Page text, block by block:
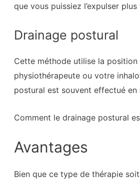
que vous puissiez l’expulser
Drainage postural
Cette méthode utilise la
physiothérapeute ou votre
postural est souvent effectué
Comment le drainage postural
Avantages
Bien que ce type de thérapie